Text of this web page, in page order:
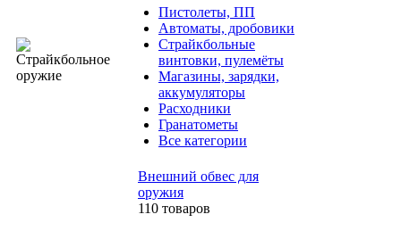
Пистолеты, ПП
Автоматы, дробовики
Страйкбольные
винтовки, пулемёты
Магазины, зарядки,
аккумуляторы
Расходники
Гранатометы
Все категории
Внешний обвес для
оружия
110 товаров